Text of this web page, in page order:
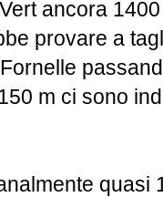
ancora
provare a
m ci sono
quasi